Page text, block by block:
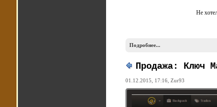
Не
Подробнее...
Продажа: Ключ
01.12.2015, 17:16, Zur93